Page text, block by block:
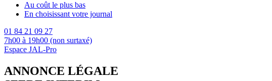
Au coût le plus bas
En choisissant votre journal
01 84 21 09 27
7h00 à 19h00 (non surtaxé)
Espace JAL-Pro
ANNONCE LÉGALE